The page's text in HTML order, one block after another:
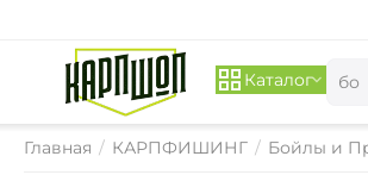
Каталог
Главная / КАРПФИШИНГ / Бойлы и